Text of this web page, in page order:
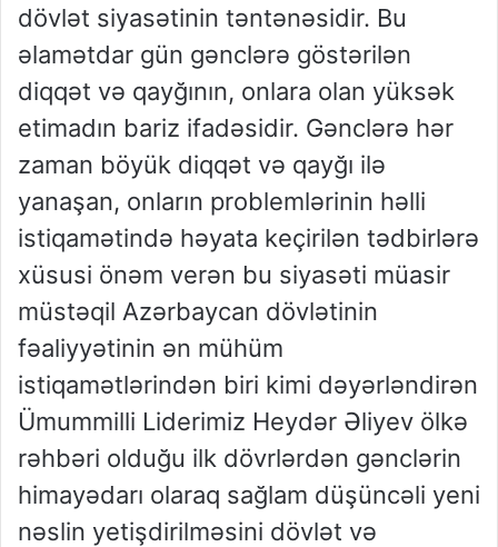
dövlət siyasətinin təntənəsidir. Bu
əlamətdar gün gənclərə göstərilən
diqqət və qayğının, onlara olan yüksək
etimadın bariz ifadəsidir. Gənclərə hər
zaman böyük diqqət və qayğı ilə
yanaşan, onların problemlərinin həlli
istiqamətində həyata keçirilən tədbirlərə
xüsusi önəm verən bu siyasəti müasir
müstəqil Azərbaycan dövlətinin
fəaliyyətinin ən mühüm
istiqamətlərindən biri kimi dəyərləndirən
Ümummilli Liderimiz Heydər Əliyev ölkə
rəhbəri olduğu ilk dövrlərdən gənclərin
himayədarı olaraq sağlam düşüncəli yeni
nəslin yetişdirilməsini dövlət və